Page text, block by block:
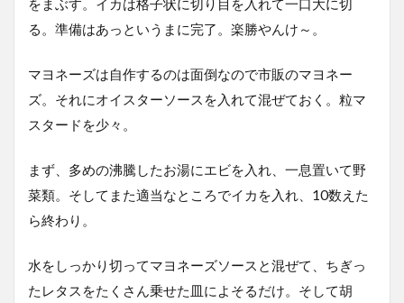
る。準備はあっというまに完了。楽勝やんけ～。
マヨネーズは自作するのは面倒なので市販のマヨネー
ズ。それにオイスターソースを入れて混ぜておく。粒マ
スタードを少々。
まず、多めの沸騰したお湯にエビを入れ、一息置いて野
菜類。そしてまた適当なところでイカを入れ、10数えた
ら終わり。
水をしっかり切ってマヨネーズソースと混ぜて、ちぎっ
たレタスをたくさん乗せた皿によそるだけ。そして胡